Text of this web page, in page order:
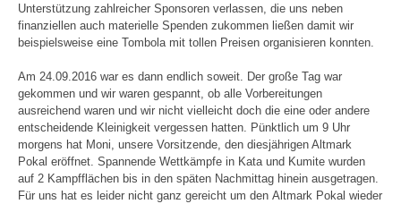
Unterstützung zahlreicher Sponsoren verlassen, die uns neben
finanziellen auch materielle Spenden zukommen ließen damit wir
beispielsweise eine Tombola mit tollen Preisen organisieren konnten.
Am 24.09.2016 war es dann endlich soweit. Der große Tag war
gekommen und wir waren gespannt, ob alle Vorbereitungen
ausreichend waren und wir nicht vielleicht doch die eine oder andere
entscheidende Kleinigkeit vergessen hatten. Pünktlich um 9 Uhr
morgens hat Moni, unsere Vorsitzende, den diesjährigen Altmark
Pokal eröffnet. Spannende Wettkämpfe in Kata und Kumite wurden
auf 2 Kampfflächen bis in den späten Nachmittag hinein ausgetragen.
Für uns hat es leider nicht ganz gereicht um den Altmark Pokal wieder